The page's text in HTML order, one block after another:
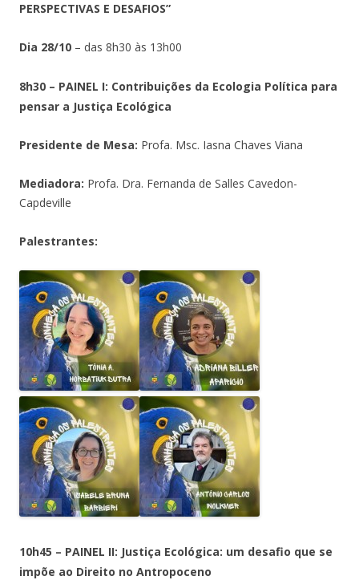
PERSPECTIVAS E DESAFIOS”
Dia 28/10 – das 8h30 às 13h00
8h30 – PAINEL I: Contribuições da Ecologia Política para
pensar a Justiça Ecológica
Presidente de Mesa: Profa. Msc. Iasna Chaves Viana
Mediadora: Profa. Dra. Fernanda de Salles Cavedon-
Capdeville
Palestrantes:
10h45 – PAINEL II: Justiça Ecológica: um desafio que se
impõe ao Direito no Antropoceno